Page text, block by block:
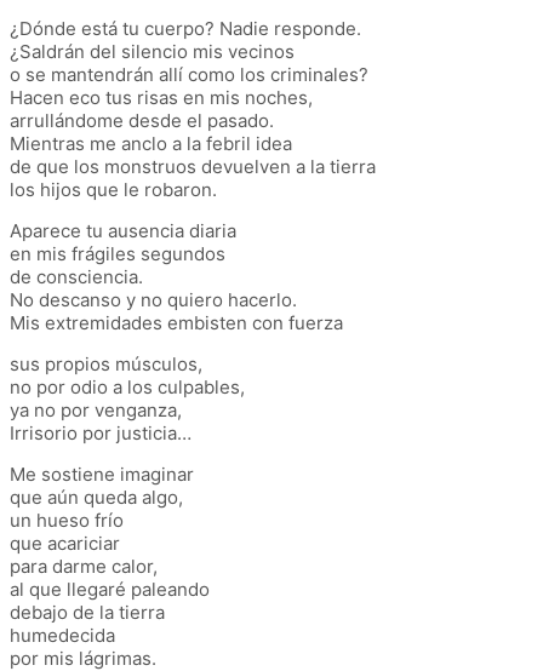
¿Dónde está tu cuerpo? Nadie responde.
¿Saldrán del silencio mis vecinos
o se mantendrán allí como los criminales?
Hacen eco tus risas en mis noches,
arrullándome desde el pasado.
Mientras me anclo a la febril idea
de que los monstruos devuelven a la tierra
los hijos que le robaron.
Aparece tu ausencia diaria
en mis frágiles segundos
de consciencia.
No descanso y no quiero hacerlo.
Mis extremidades embisten con fuerza
sus propios músculos,
no por odio a los culpables,
ya no por venganza,
Irrisorio por justicia…
Me sostiene imaginar
que aún queda algo,
un hueso frío
que acariciar
para darme calor,
al que llegaré paleando
debajo de la tierra
humedecida
por mis lágrimas.